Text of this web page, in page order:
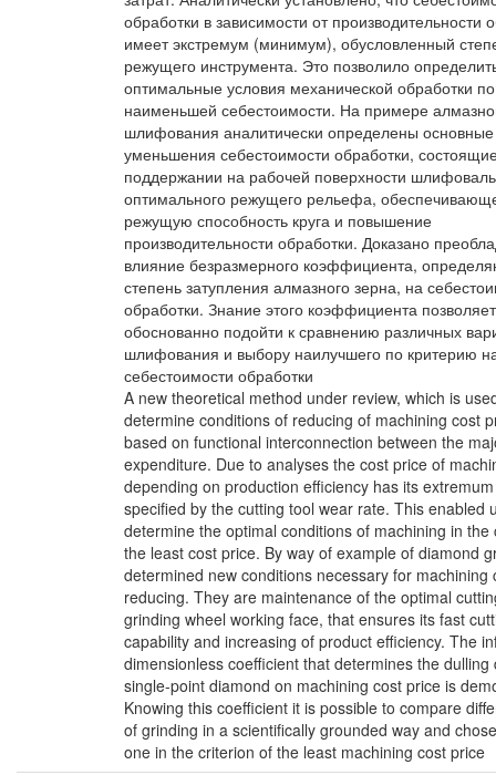
обработки в зависимости от производительности
имеет экстремум (минимум), обусловленный
режущего инструмента. Это позволило
оптимальные условия механической обработки
наименьшей себестоимости. На примере
шлифования аналитически определены основные
уменьшения себестоимости обработки,
поддержании на рабочей поверхности
оптимального режущего рельефа,
режущую способность круга и повышение
производительности обработки. Доказано
влияние безразмерного коэффициента,
степень затупления алмазного зерна, на
обработки. Знание этого коэффициента
обоснованно подойти к сравнению различных
шлифования и выбору наилучшего по критерию
себестоимости обработки
A new theoretical method under review, which is
determine conditions of reducing of machining cost
based on functional interconnection between the
expenditure. Due to analyses the cost price of
depending on production efficiency has its
specified by the cutting tool wear rate. This enabled
determine the optimal conditions of machining in the
the least cost price. By way of example of diamond
determined new conditions necessary for machining
reducing. They are maintenance of the optimal
grinding wheel working face, that ensures its fast
capability and increasing of product efficiency. The
dimensionless coefficient that determines the dulling
single-point diamond on machining cost price is
Knowing this coefficient it is possible to compare
of grinding in a scientifically grounded way and
one in the criterion of the least machining cost price